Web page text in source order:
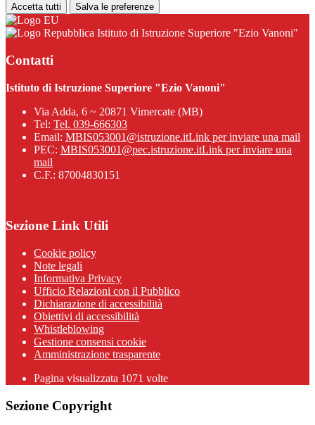
Accetta tutti Salva le preferenze
Istituto di Istruzione Superiore "Ezio Vanoni"
Contatti
Istituto di Istruzione Superiore "Ezio Vanoni"
Via Adda, 6 ~ 20871 Vimercate (MB)
Tel: Tel. 039-666303
Email: MBIS053001@istruzione.itLink per inviare una mail
PEC: MBIS053001@pec.istruzione.itLink per inviare una
mail
C.F.: 87004830151
Sezione Link Utili
Cookie policy
Note legali
Informativa Privacy
Ufficio Relazioni con il Pubblico
Dichiarazione di accessibilità
Obiettivi di accessibilità
Whistleblowing
Gestione consensi cookie
Amministrazione trasparente
Pagina visualizzata 1071 volte
Sezione Copyright